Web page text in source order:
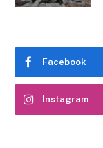
Facebook
Instagram